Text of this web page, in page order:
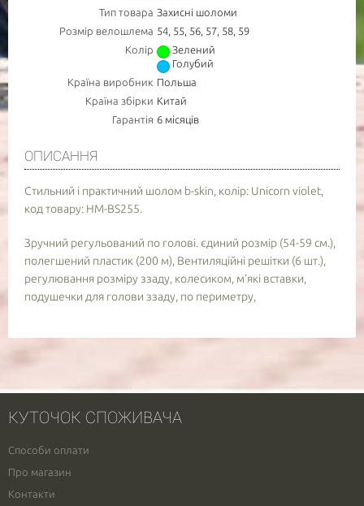
Тип товара Захисні шоломи
Розмір велошлема 54, 55, 56, 57, 58, 59
Колір
Зелений
Голубий
Країна виробник Польша
Країна збірки Китай
Гарантія 6 місяців
ОПИСАННЯ
Стильний і практичний шолом b-skin, колір: Unicorn violet,
код товару: HM-BS255.
Зручний регульований по голові. єдиний розмір (54-59 см.),
полегшений пластик (200 м), Вентиляційні решітки (6 шт.),
регулювання розміру ззаду, колесиком, м'які вставки,
подушечки для голови ззаду, по периметру,
КУТОЧОК СПОЖИВАЧА
Способи оплати
Про магазин
Контакти